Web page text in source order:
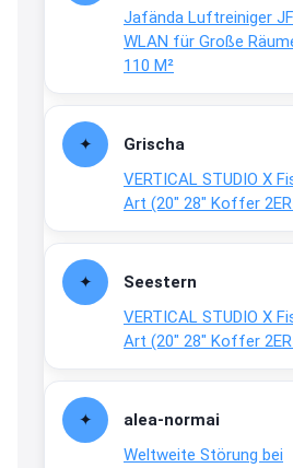
Jafända Luftreiniger
WLAN für Große
110 M²
Grischa
VERTICAL STUDIO X
Art (20″ 28″ Koffer
Seestern
VERTICAL STUDIO X
Art (20″ 28″ Koffer
alea-normai
Weltweite Störung bei
group.com/
13:44
dich zu sehen,
15:01
An 01.08. /
/ max. 15.000
↩